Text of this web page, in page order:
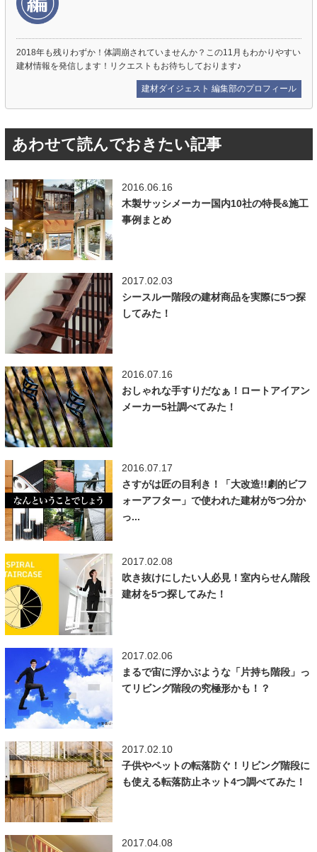
2018年も残りわずか！体調崩されていませんか？この11月もわかりやすい
建材情報を発信します！リクエストもお待ちしております♪
建材ダイジェスト 編集部のプロフィール
あわせて読んでおきたい記事
2016.06.16
木製サッシメーカー国内10社の特長&施工
事例まとめ
2017.02.03
シースルー階段の建材商品を実際に5つ探
してみた！
2016.07.16
おしゃれな手すりだなぁ！ロートアイアン
メーカー5社調べてみた！
2016.07.17
さすがは匠の目利き！「大改造!!劇的ビフ
ォーアフター」で使われた建材が5つ分か
っ...
2017.02.08
吹き抜けにしたい人必見！室内らせん階段
建材を5つ探してみた！
2017.02.06
まるで宙に浮かぶような「片持ち階段」っ
てリビング階段の究極形かも！？
2017.02.10
子供やペットの転落防ぐ！リビング階段に
も使える転落防止ネット4つ調べてみた！
2017.04.08